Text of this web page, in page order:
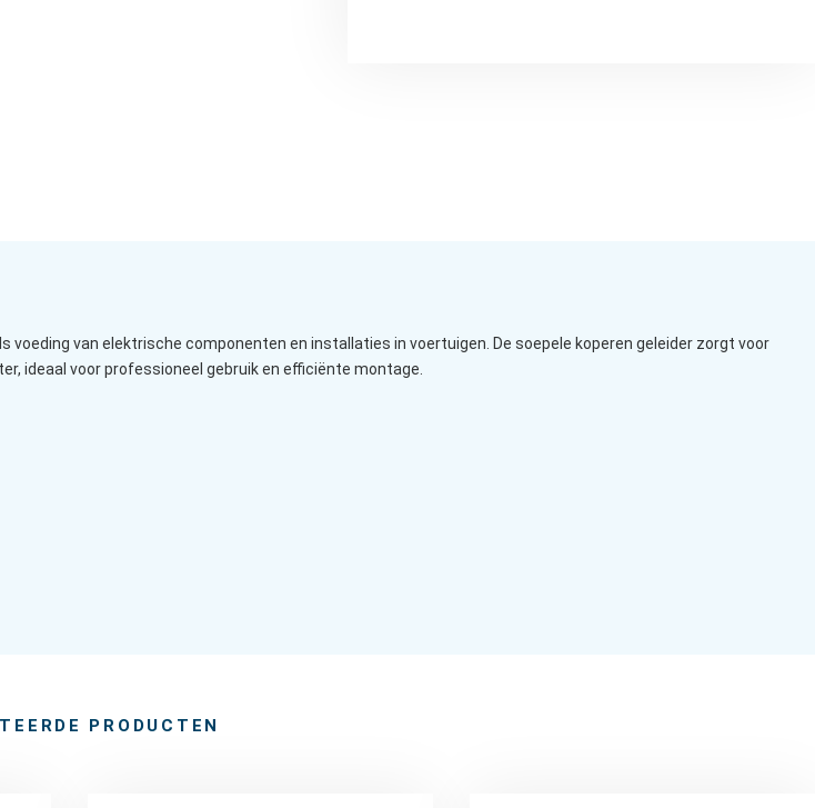
van elektrische componenten en installaties in voertuigen. De soepele koperen geleider zorgt voor
ideaal voor professioneel gebruik en efficiënte montage.
PRODUCTEN